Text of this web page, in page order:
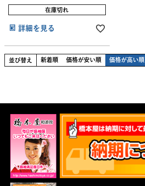
在庫切れ
詳細を見る
並び替え 新着順 価格が安い順 価格が高い順